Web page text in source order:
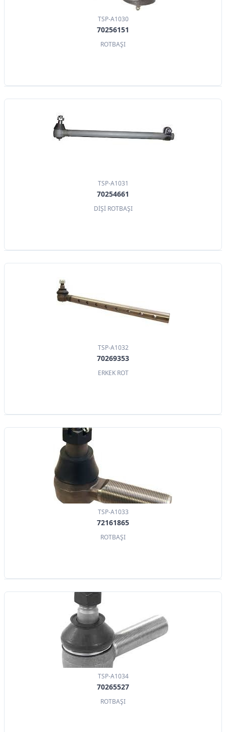
TSP-A1030
70256151
ROTBAŞI
TSP-A1031
70254661
DİŞİ ROTBAŞI
TSP-A1032
70269353
ERKEK ROT
TSP-A1033
72161865
ROTBAŞI
TSP-A1034
70265527
ROTBAŞI